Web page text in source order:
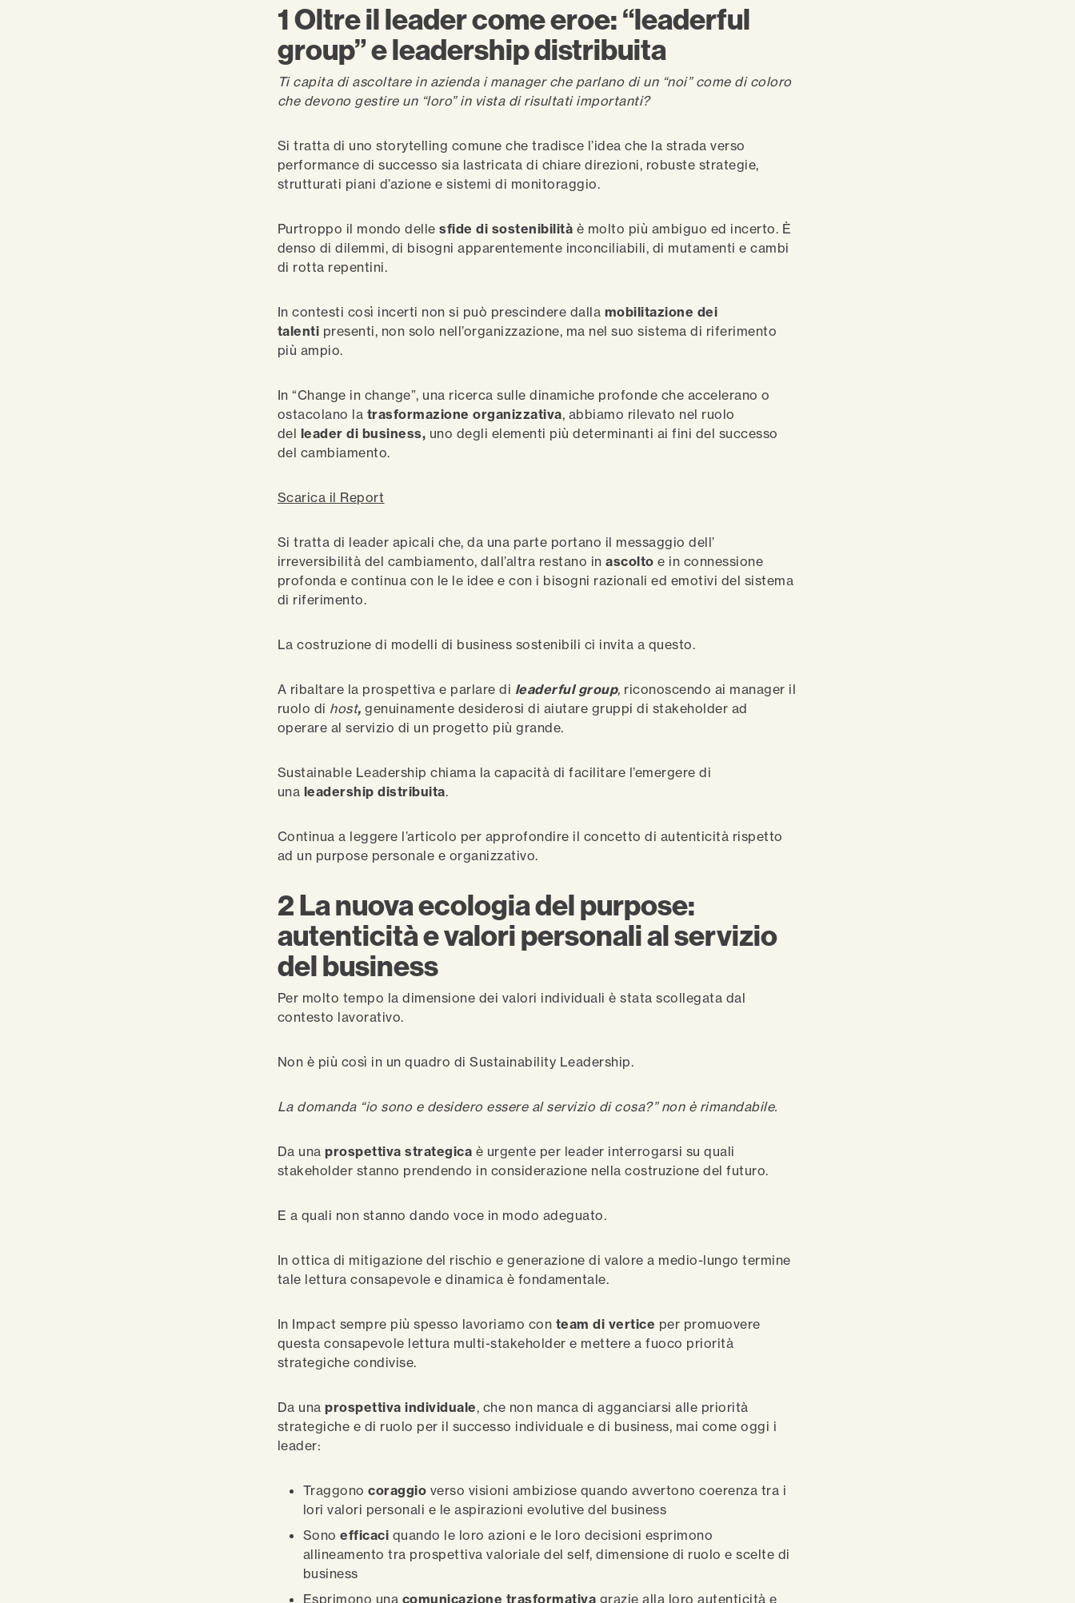
1Oltre il leader come eroe: “leaderful
group” e leadership distribuita
Ti capita di ascoltare in azienda i manager che parlano di un “noi” come di coloro
che devono gestire un “loro” in vista di risultati importanti?
Si tratta di uno storytelling comune che tradisce l’idea che la strada verso
performance di successo sia lastricata di chiare direzioni, robuste strategie,
strutturati piani d’azione e sistemi di monitoraggio.
Purtroppo il mondo dellesfide di sostenibilità è molto più ambiguo ed incerto. È
denso di dilemmi, di bisogni apparentemente inconciliabili, di mutamenti e cambi
di rotta repentini.
In contesti così incerti non si può prescindere dalla mobilitazione dei
talenti presenti, non solo nell’organizzazione, ma nel suo sistema di riferimento
più ampio.
In “Change in change”, una ricerca sulle dinamiche profonde che accelerano o
ostacolano la trasformazione organizzativa, abbiamo rilevato nel ruolo
del leader di business, uno degli elementi più determinanti ai fini del successo
del cambiamento.
Scarica il Report
Si tratta di leader apicali che, da una parte portano il messaggio dell’
irreversibilità del cambiamento, dall’altra restano inascoltoe in connessione
profonda e continua con le le idee e con i bisogni razionali ed emotivi del sistema
di riferimento.
La costruzione di modelli di business sostenibili ci invita a questo.
A ribaltare la prospettiva e parlare di leaderful group, riconoscendo ai manager il
ruolo di host, genuinamente desiderosi di aiutare gruppi di stakeholder ad
operare al servizio di un progetto più grande.
Sustainable Leadership chiama la capacità di facilitare l’emergere di
una leadership distribuita.
Continua a leggere l’articolo per approfondire il concetto di autenticità rispetto
ad un purpose personale e organizzativo.
2La nuova ecologia del purpose:
autenticità e valori personali al servizio
del business
Per molto tempo la dimensione dei valori individuali è stata scollegata dal
contesto lavorativo.
Non è più così in un quadro di Sustainability Leadership.
La domanda “io sono e desidero essere al servizio di cosa?” non è rimandabile.
Da unaprospettiva strategica è urgente per leader interrogarsi su quali
stakeholder stanno prendendo in considerazione nella costruzione del futuro.
E a quali non stanno dando voce in modo adeguato.
In ottica di mitigazione del rischio e generazione di valore a medio-lungo termine
tale lettura consapevole e dinamica è fondamentale.
In Impact sempre più spesso lavoriamo con team di vertice per promuovere
questa consapevole lettura multi-stakeholder e mettere a fuoco priorità
strategiche condivise.
Da unaprospettiva individuale, che non manca di agganciarsi alle priorità
strategiche e di ruolo per il successo individuale e di business, mai come oggi i
leader:
Traggono coraggio verso visioni ambiziose quando avvertono coerenza tra i
lori valori personali e le aspirazioni evolutive del business
Sono efficaci quando le loro azioni e le loro decisioni esprimono
allineamento tra prospettiva valoriale del self, dimensione di ruolo e scelte di
business
Esprimono una comunicazione trasformativa grazie alla loro autenticità e